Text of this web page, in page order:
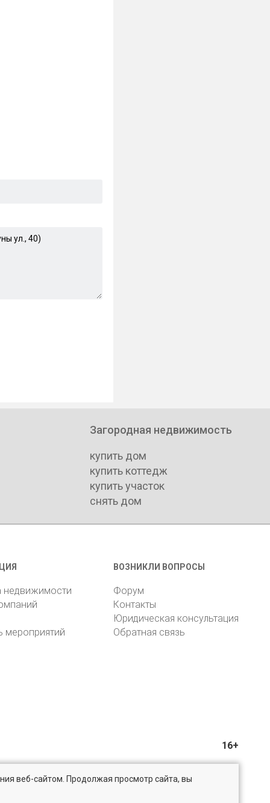
Загородная недвижимость
купить дом
купить коттедж
купить участок
снять дом
недвижимости
мероприятий
ВОЗНИКЛИ ВОПРОСЫ
Форум
Контакты
Юридическая консультация
Обратная связь
16+
веб-сайтом. Продолжая просмотр сайта, вы